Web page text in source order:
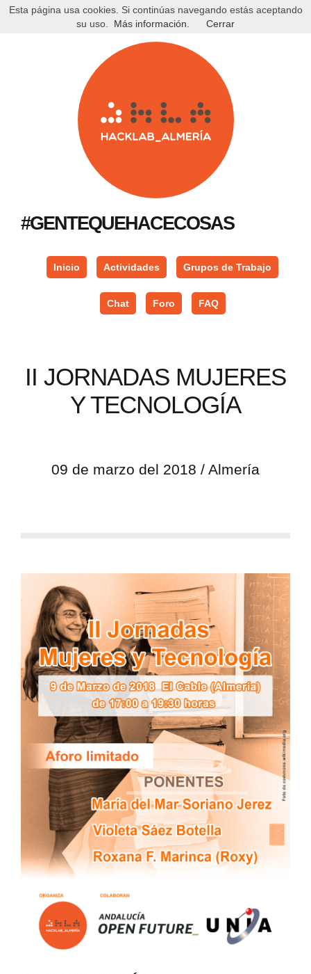
#GENTEQUEHACECOSAS
Inicio Actividades Grupos de Trabajo
Chat Foro FAQ
II JORNADAS MUJERES
Y TECNOLOGÍA
09 de marzo del 2018 / Almería
Esta página usa cookies. Si continúas navegando estás aceptando
su uso.
Más información. Cerrar